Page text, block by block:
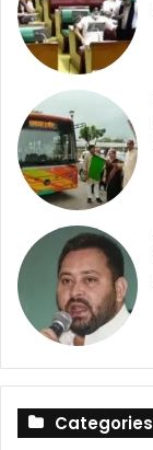
Categories